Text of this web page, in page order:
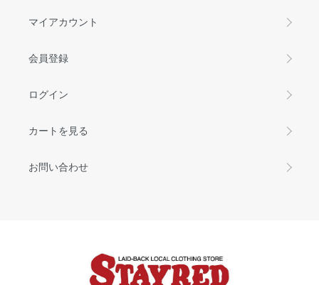
マイアカウント
会員登録
ログイン
カートを見る
お問い合わせ